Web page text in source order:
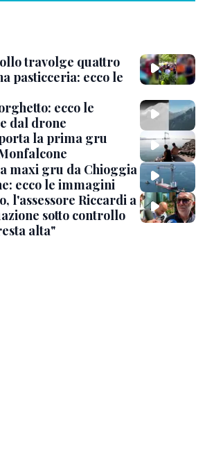
travolge quattro
pasticceria: ecco le
ecco le
dal drone
la prima gru
maxi gru da Chioggia
ecco le immagini
l'assessore Riccardi a
sotto controllo
alta"